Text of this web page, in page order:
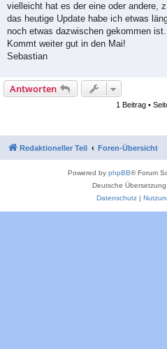
r
a
vielleicht hat es der eine oder andere,
das heutige Update habe ich etwas
noch etwas dazwischen gekommen
Kommt weiter gut in den Mai!
Sebastian
Antworten
1 Beitrag •
Redaktioneller Teil Foren-Übersicht
Powered by phpBB® Forum
Deutsche
Datenschutz|